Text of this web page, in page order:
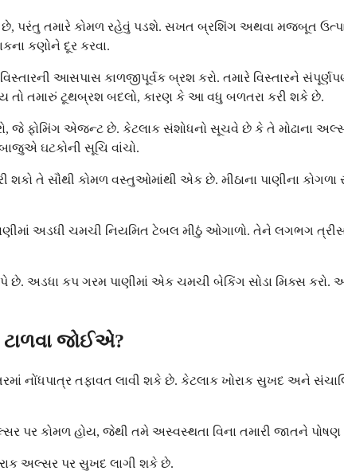
છે, પરંતુ તમારે કોમળ રહેવું પડશે. સખત બ્રશિંગ અથવા મજબૂત
કણોને દૂર કરવા.
આસપાસ કાળજીપૂર્વક બ્રશ કરો. તમારે વિસ્તારને
તો તમારું ટૂથબ્રશ બદલો, કારણ કે આ વધુ બળતરા કરી શકે છે.
જે ફોમિંગ એજન્ટ છે. કેટલાક સંશોધનો સૂચવે છે કે તે મોઢાના
ઘટકોની સૂચિ વાંચો.
શકો તે સૌથી કોમળ વસ્તુઓમાંથી એક છે. મીઠાના પાણીના
અડધી ચમચી નિયમિત ટેબલ મીઠું ઓગાળો. તેને લગભગ
છે. અડધા કપ ગરમ પાણીમાં એક ચમચી બેકિંગ સોડા મિક્સ
જોઈએ?
નોંધપાત્ર તફાવત લાવી શકે છે. કેટલાક ખોરાક સુખદ અને
પર કોમળ હોય, જેથી તમે અસ્વસ્થતા વિના તમારી જાતને
અલ્સર પર સુખદ લાગી શકે છે.